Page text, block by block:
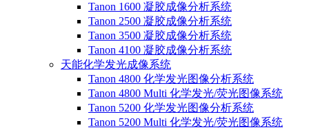
Tanon 1600 凝胶成像分析系统
Tanon 2500 凝胶成像分析系统
Tanon 3500 凝胶成像分析系统
Tanon 4100 凝胶成像分析系统
天能化学发光成像系统
Tanon 4800 化学发光图像分析系统
Tanon 4800 Multi 化学发光/荧光图像系统
Tanon 5200 化学发光图像分析系统
Tanon 5200 Multi 化学发光/荧光图像系统